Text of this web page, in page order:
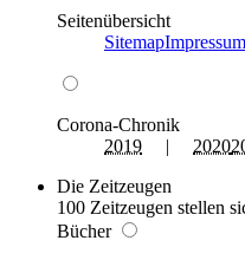
Seitenübersicht
SitemapImpressum
Corona-Chronik
2019 | 2020
Die Zeitzeugen
100 Zeitzeugen stellen
Bücher